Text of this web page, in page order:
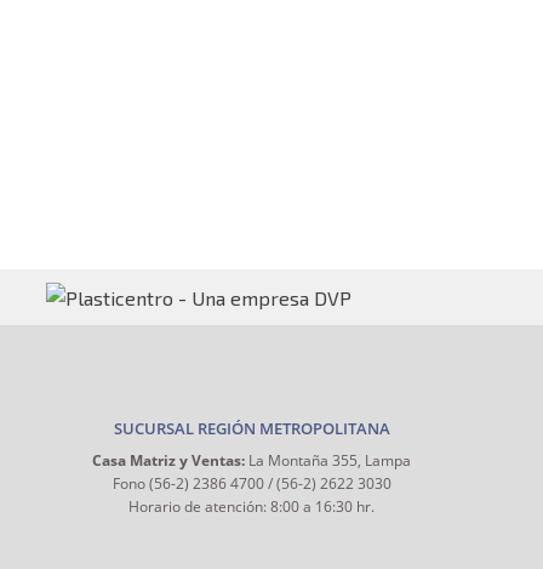
SUCURSAL REGIÓN METROPOLITANA
Casa Matriz y Ventas: La Montaña 355, Lampa
Fono (56-2) 2386 4700 / (56-2) 2622 3030
Horario de atención: 8:00 a 16:30 hr.